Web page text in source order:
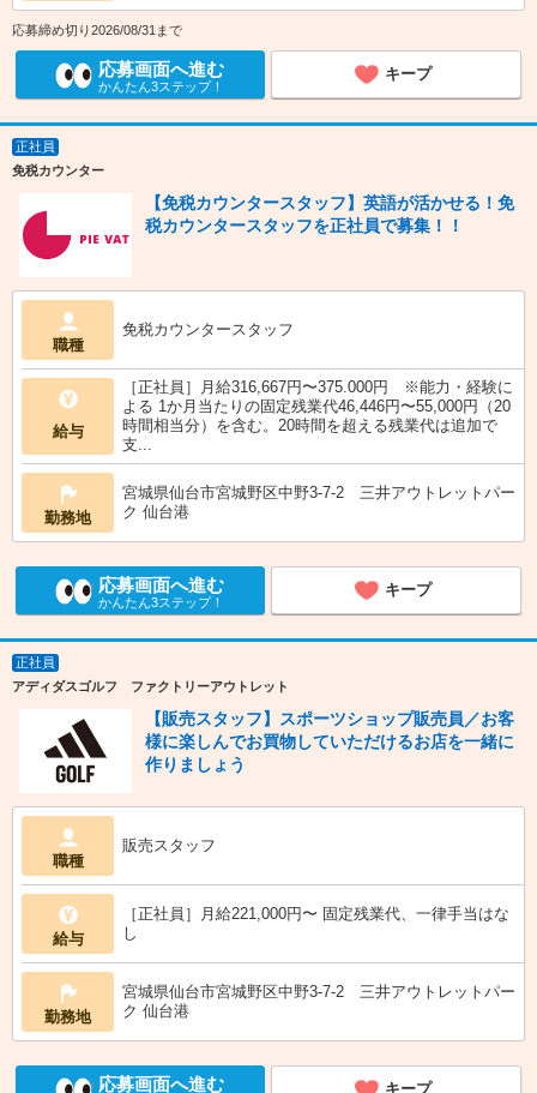
応募締め切り2026/08/31まで
応募画面へ進む
かんたん3ステップ！
キープ
正社員
免税カウンター
【免税カウンタースタッフ】英語が活かせる！免
税カウンタースタッフを正社員で募集！！
職種
免税カウンタースタッフ
給与
［正社員］月給316,667円〜375.000円 ※能力・経験に
よる 1か月当たりの固定残業代46,446円〜55,000円（20
時間相当分）を含む。20時間を超える残業代は追加で
支...
勤務地
宮城県仙台市宮城野区中野3-7-2 三井アウトレットパー
ク 仙台港
応募画面へ進む
かんたん3ステップ！
キープ
正社員
アディダスゴルフ ファクトリーアウトレット
【販売スタッフ】スポーツショップ販売員／お客
様に楽しんでお買物していただけるお店を一緒に
作りましょう
職種
販売スタッフ
給与
［正社員］月給221,000円〜 固定残業代、一律手当はな
し
勤務地
宮城県仙台市宮城野区中野3-7-2 三井アウトレットパー
ク 仙台港
応募画面へ進む キープ